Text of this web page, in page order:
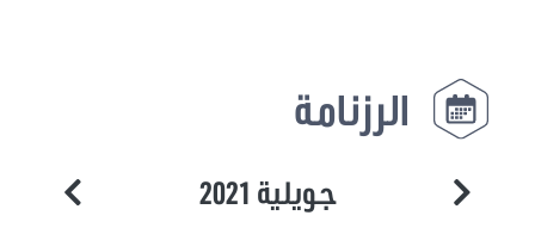
الرزنامة
جويلية 2021